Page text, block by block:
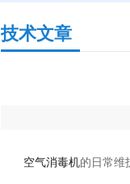
技术文章
空气消毒机的日常维